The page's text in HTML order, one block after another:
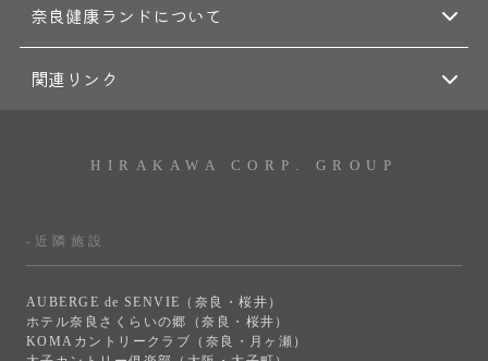
奈良健康ランドについて
関連リンク
HIRAKAWA CORP. GROUP
-近隣施設
AUBERGE de SENVIE（奈良・桜井）
ホテル奈良さくらいの郷（奈良・桜井）
KOMAカントリークラブ（奈良・月ヶ瀬）